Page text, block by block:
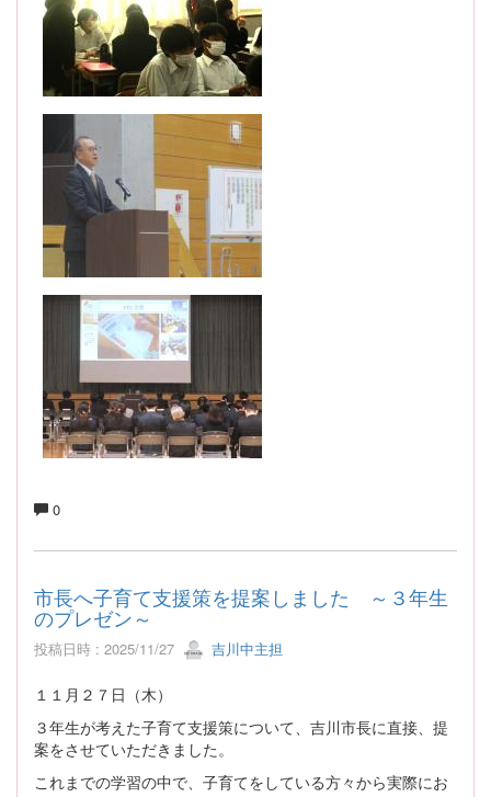
0
市長へ子育て支援策を提案しました ～３年生
のプレゼン～
投稿日時 : 2025/11/27 吉川中主担
１１月２７日（木）
３年生が考えた子育て支援策について、吉川市長に直接、提
案をさせていただきました。
これまでの学習の中で、子育てをしている方々から実際にお